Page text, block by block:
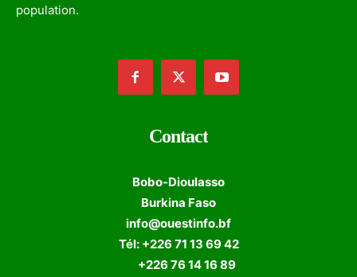
population.
Contact
Bobo-Dioulasso
Burkina Faso
info@ouestinfo.bf
Tél: +226 71 13 69 42
+226 76 14 16 89